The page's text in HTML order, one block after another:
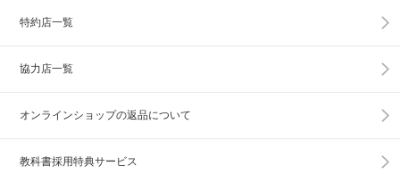
特約店一覧
協力店一覧
オンラインショップの返品について
教科書採用特典サービス